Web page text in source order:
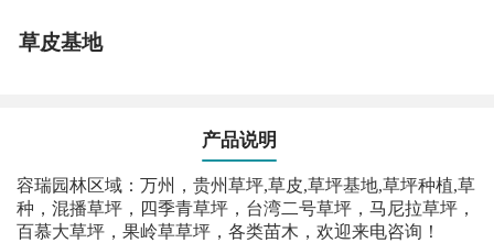
草皮基地
产品说明
容瑞园林区域：万州，贵州草坪,草皮,草坪基地,草坪种植,草
种，混播草坪，四季青草坪，台湾二号草坪，马尼拉草坪，
百慕大草坪，果岭草草坪，各类苗木，欢迎来电咨询！